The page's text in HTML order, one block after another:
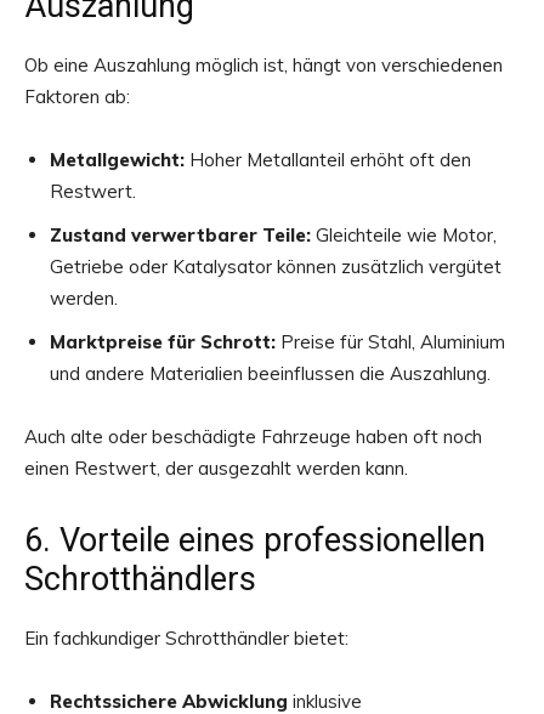
Ob eine Auszahlung möglich ist, hängt von verschiedenen
Faktoren ab:
Metallgewicht: Hoher Metallanteil erhöht oft den
Restwert.
Zustand verwertbarer Teile: Gleichteile wie Motor,
Getriebe oder Katalysator können zusätzlich vergütet
werden.
Marktpreise für Schrott: Preise für Stahl, Aluminium
und andere Materialien beeinflussen die Auszahlung.
Auch alte oder beschädigte Fahrzeuge haben oft noch
einen Restwert, der ausgezahlt werden kann.
6. Vorteile eines professionellen
Schrotthändlers
Ein fachkundiger Schrotthändler bietet:
Rechtssichere Abwicklung inklusive